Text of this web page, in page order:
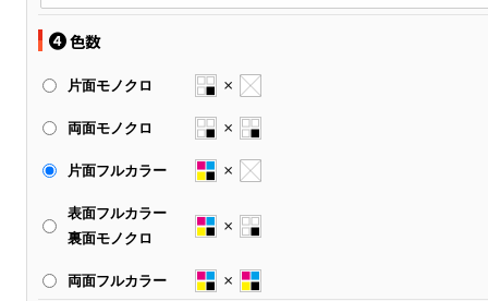
❹色数
片面モノクロ
両面モノクロ
片面フルカラー
表面フルカラー
裏面モノクロ
両面フルカラー